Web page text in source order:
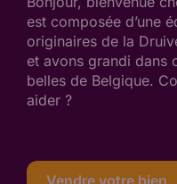
est composée d’une
originaires de la
et avons grandi dans
belles de Belgique.
aider ?
Vendre votre bien